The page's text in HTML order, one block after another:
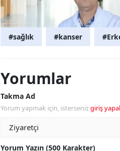
#sağlık #kanser
Yorumlar
Takma Ad
Yorum yapmak için, istersenizgiriş
Yorum Yazın (500 Karakter)